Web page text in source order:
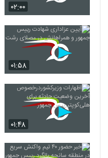
۰۲:۰۰
۰۱:۵۸
۰۱:۴۸